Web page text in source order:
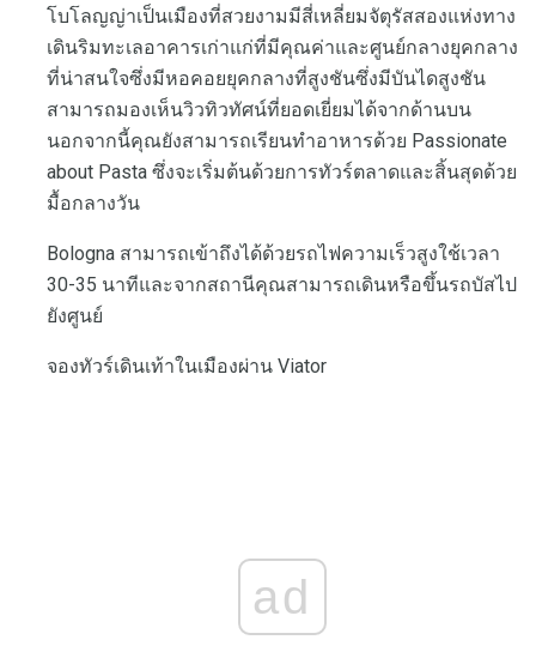
โบโลญญ่าเป็นเมืองที่สวยงามมีสี่เหลี่ยมจัตุรัสสองแห่งทาง
เดินริมทะเลอาคารเก่าแก่ที่มีคุณค่าและศูนย์กลางยุคกลาง
ที่น่าสนใจซึ่งมีหอคอยยุคกลางที่สูงชันซึ่งมีบันไดสูงชัน
สามารถมองเห็นวิวทิวทัศน์ที่ยอดเยี่ยมได้จากด้านบน
นอกจากนี้คุณยังสามารถเรียนทำอาหารด้วย Passionate
about Pasta ซึ่งจะเริ่มต้นด้วยการทัวร์ตลาดและสิ้นสุดด้วย
มื้อกลางวัน
Bologna สามารถเข้าถึงได้ด้วยรถไฟความเร็วสูงใช้เวลา
30-35 นาทีและจากสถานีคุณสามารถเดินหรือขึ้นรถบัสไป
ยังศูนย์
จองทัวร์เดินเท้าในเมืองผ่าน Viator
ad